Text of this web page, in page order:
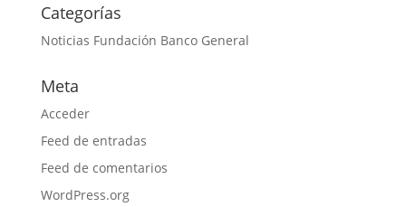
Categorías
Noticias Fundación Banco General
Meta
Acceder
Feed de entradas
Feed de comentarios
WordPress.org